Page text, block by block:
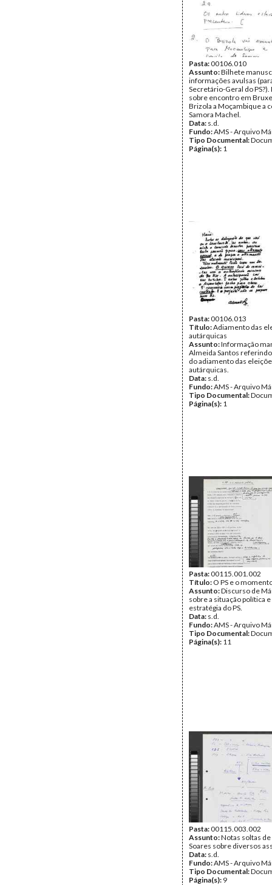
Pasta:00106.010
Assunto:Bilhete
informações avulsas
Secretário-Geral do PS?).
sobre encontro em
Brizola a Moçambique a
Samora Machel.
Data: s.d.
Fundo:AMS - Arquivo
Tipo Documental:
Página(s): 1
Pasta:00106.013
Título:Adiamento das
autárquicas
Assunto:Informação
Almeida Santos
do adiamento das
autárquicas.
Data: s.d.
Fundo:AMS - Arquivo
Tipo Documental:
Página(s): 1
Pasta:00115.001.002
Título: O PS e o
Assunto:Discurso de
sobre a situação política
estratégia do PS.
Data: s.d.
Fundo:AMS - Arquivo
Tipo Documental:
Página(s): 11
Pasta:00115.003.002
Assunto:Notas soltas
Soares sobre diversos
Data: s.d.
Fundo:AMS - Arquivo
Tipo Documental:
Página(s): 9